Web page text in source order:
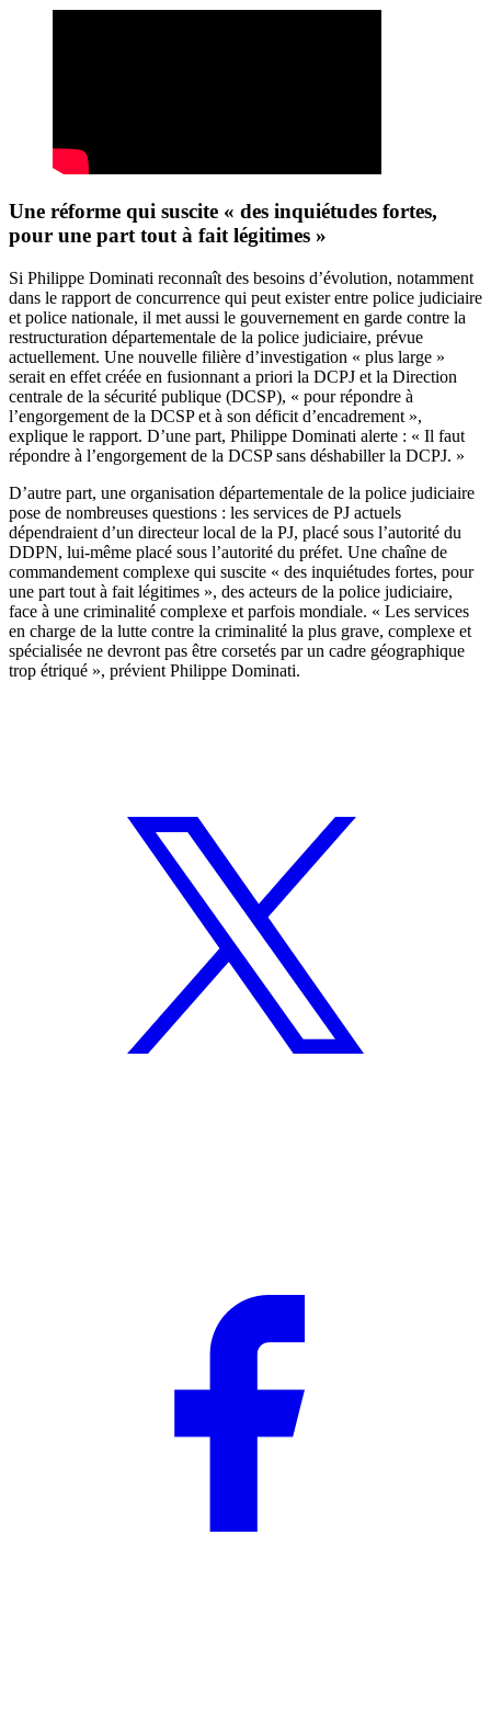
Une réforme qui suscite « des inquiétudes fortes,
pour une part tout à fait légitimes »
Si Philippe Dominati reconnaît des besoins d’évolution, notamment
dans le rapport de concurrence qui peut exister entre police judiciaire
et police nationale, il met aussi le gouvernement en garde contre la
restructuration départementale de la police judiciaire, prévue
actuellement. Une nouvelle filière d’investigation « plus large »
serait en effet créée en fusionnant a priori la DCPJ et la Direction
centrale de la sécurité publique (DCSP), « pour répondre à
l’engorgement de la DCSP et à son déficit d’encadrement »,
explique le rapport. D’une part, Philippe Dominati alerte : « Il faut
répondre à l’engorgement de la DCSP sans déshabiller la DCPJ. »
D’autre part, une organisation départementale de la police judiciaire
pose de nombreuses questions : les services de PJ actuels
dépendraient d’un directeur local de la PJ, placé sous l’autorité du
DDPN, lui-même placé sous l’autorité du préfet. Une chaîne de
commandement complexe qui suscite « des inquiétudes fortes, pour
une part tout à fait légitimes », des acteurs de la police judiciaire,
face à une criminalité complexe et parfois mondiale. « Les services
en charge de la lutte contre la criminalité la plus grave, complexe et
spécialisée ne devront pas être corsetés par un cadre géographique
trop étriqué », prévient Philippe Dominati.